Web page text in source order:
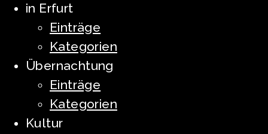
in Erfurt
Einträge
Kategorien
Übernachtung
Einträge
Kategorien
Kultur